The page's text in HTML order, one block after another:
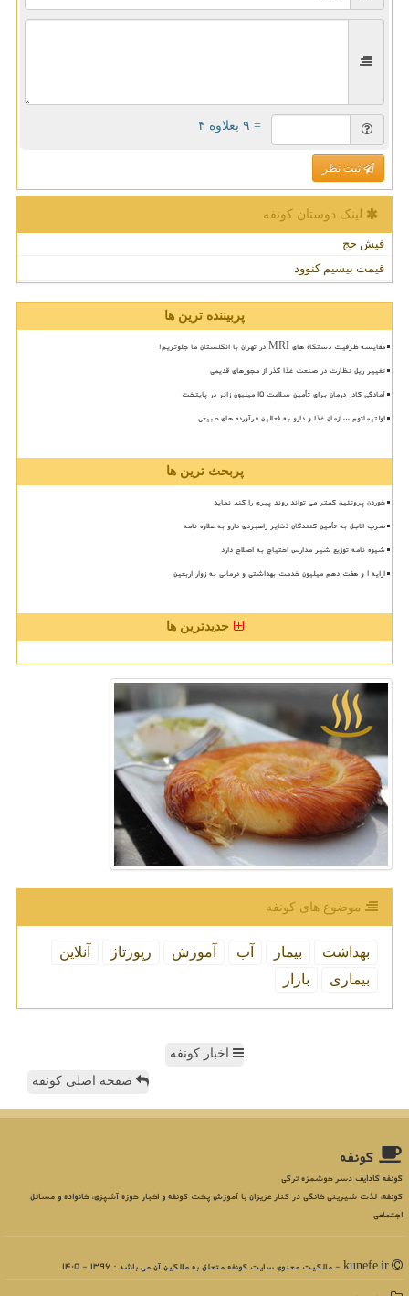
= ۹ بعلاوه ۴
ثبت نظر
لینک دوستان كونفه
فیش حج
قیمت بیسیم کنوود
پربیننده ترین ها
مقایسه ظرفیت دستگاه های MRI در تهران با انگلستان ما جلوتریم!
تغییر ریل نظارت در صنعت غذا گذر از مجوزهای قدیمی
آمادگی کادر درمان برای تأمین سلامت 15 میلیون زائر در پایتخت
اولتیماتوم سازمان غذا و دارو به فعالین فرآورده های طبیعی
پربحث ترین ها
خوردن پروتئین کمتر می تواند روند پیری را کند نماید
ضرب الاجل به تأمین کنندگان ذخایر راهبردی دارو به علاوه نامه
شیوه نامه توزیع شیر مدارس احتیاج به اصلاح دارد
ارایه ۱ و هفت دهم میلیون خدمت بهداشتی و درمانی به زوار اربعین
جدیدترین ها
موضوع های كونفه
بهداشت بیمار آب آموزش رپورتاژ
آنلاین
بیماری
بازار
اخبار کونفه
صفحه اصلی کونفه
كونفه
کونفه کادایف دسر خوشمزه ترکی
کونفه، لذت شیرینی خانگی در کنار عزیزان با آموزش پخت کونفه و اخبار حوزه آشپزی، خانواده و مسائل
اجتماعی